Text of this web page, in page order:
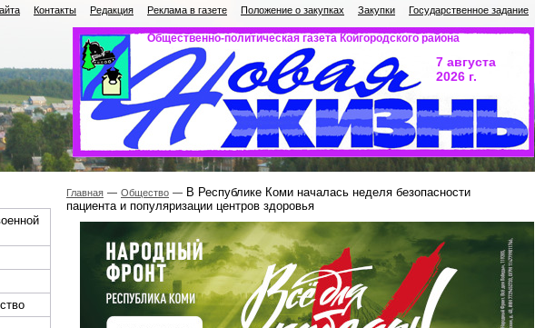
Контакты Редакция Реклама в газете Положение о закупках Закупки Государственное задание
Общественно-политическая газета Койгородского района
7 августа
2026 г.
Главная Общество
В Республике Коми началась неделя безопасности
пациента и популяризации центров здоровья